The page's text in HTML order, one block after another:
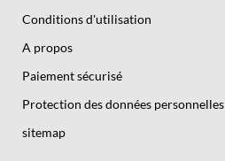
Conditions d'utilisation
A propos
Paiement sécurisé
Protection des données personnelles
sitemap